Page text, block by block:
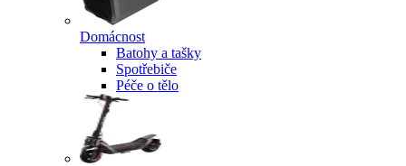
Domácnost
Batohy a tašky
Spotřebiče
Péče o tělo